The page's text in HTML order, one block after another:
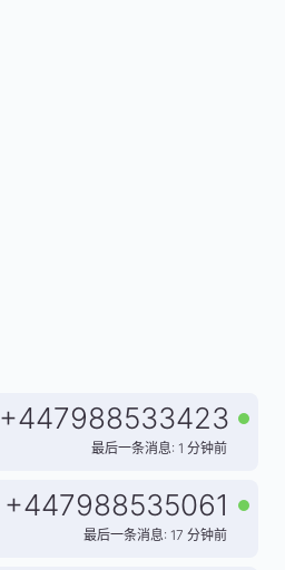
+447988533423
最后一条消息: 1 分钟前
+447988535061
最后一条消息: 17 分钟前